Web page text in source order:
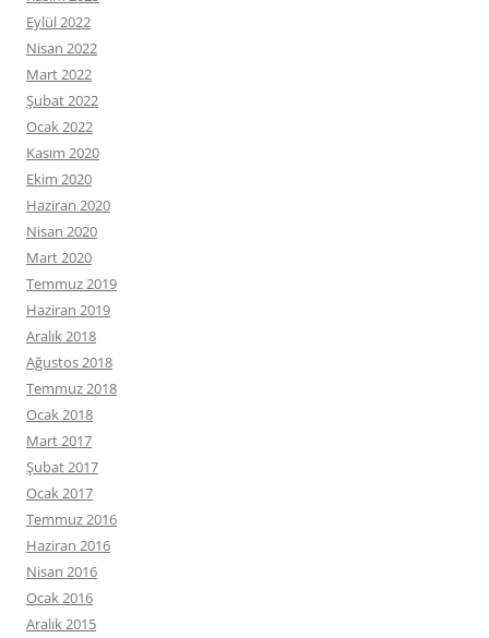
Eylül 2022
Nisan 2022
Mart 2022
Şubat 2022
Ocak 2022
Kasım 2020
Ekim 2020
Haziran 2020
Nisan 2020
Mart 2020
Temmuz 2019
Haziran 2019
Aralık 2018
Ağustos 2018
Temmuz 2018
Ocak 2018
Mart 2017
Şubat 2017
Ocak 2017
Temmuz 2016
Haziran 2016
Nisan 2016
Ocak 2016
Aralık 2015